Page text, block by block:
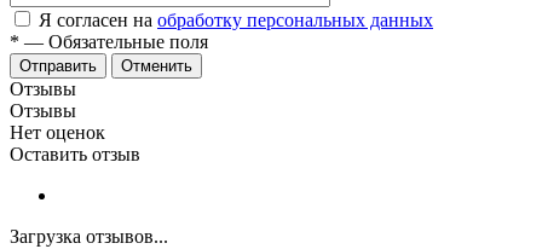
Я согласен на обработку персональных данных
* — Обязательные поля
Отменить
Отзывы
Отзывы
Нет оценок
Оставить отзыв
Загрузка отзывов...